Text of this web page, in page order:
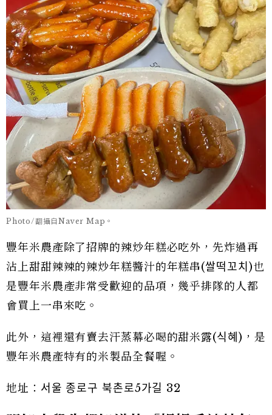
Photo/翻攝自Naver Map。
豐年米農產除了招牌的辣炒年糕必吃外，先炸過再
沾上甜甜辣辣的辣炒年糕醬汁的年糕串(쌀떡꼬치)也
是豐年米農產非常受歡迎的品項，幾乎排隊的人都
會買上一串來吃。
此外，這裡還有賣去汗蒸幕必喝的甜米露(식혜)，是
豐年米農產特有的米製品全餐喔。
地址：서울 종로구 북촌로5가길 32